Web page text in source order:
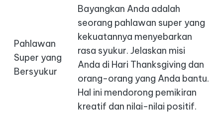
Pahlawan
Super yang
Bersyukur
Bayangkan Anda adalah
seorang pahlawan super yang
kekuatannya menyebarkan
rasa syukur. Jelaskan misi
Anda di Hari Thanksgiving dan
orang-orang yang Anda bantu.
Hal ini mendorong pemikiran
kreatif dan nilai-nilai positif.